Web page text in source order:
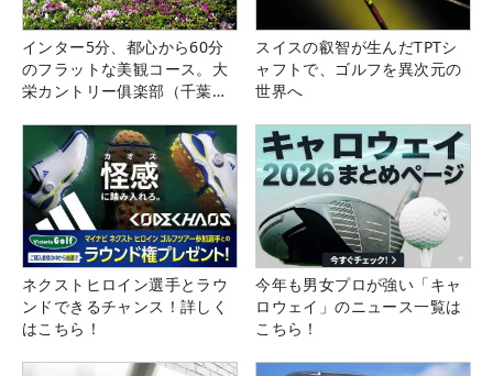
インター5分、都心から60分
のフラットな美観コース。大
栄カントリー俱楽部（千葉
スイスの叡智が生んだTPTシ
ャフトで、ゴルフを異次元の
世界へ
ネクストヒロイン選手とラウ
ンドできるチャンス！詳しく
はこちら！
今年も男女プロが強い「キャ
ロウェイ」のニュース一覧は
こちら！